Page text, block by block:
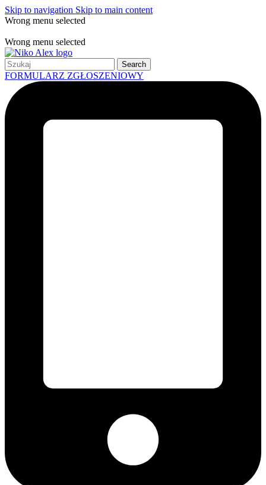
Skip to navigation Skip to main content
Wrong menu selected
Wrong menu selected
Search
FORMULARZ ZGŁOSZENIOWY